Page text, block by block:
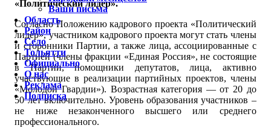
«Политический лидер».
Согласно Положению кадрового проекта «Политический
лидер», участником кадрового проекта могут стать члены
и сторонники Партии, а также лица, ассоциированные с
Партией (члены фракции «Единая Россия», не состоящие
в Партии, помощники депутатов, лица, активно
участвующие в реализации партийных проектов, члены
«Молодой Гвардии»). Возрастная категория — от 20 до
50 лет включительно. Уровень образования участников –
не ниже незаконченного высшего или среднего
профессионального.
Ваши письма
Область
Район
Село
Тольятти
Официально
О нас
Реклама
Подписка